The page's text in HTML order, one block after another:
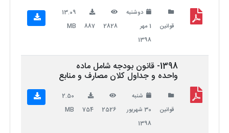
قوانین
دوشنبه
1 مهر
1398
2828
887
13.09
MB
1398- قانون بودجه شامل ماده
واحده و جداول کلان مصارف و منابع
قوانین
شنبه
30 شهریور
1398
2526
754
2.50
MB